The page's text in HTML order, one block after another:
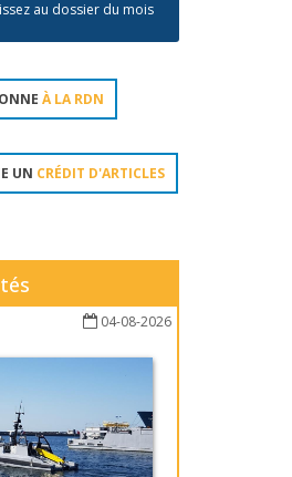
au dossier du mois
À LA RDN
UN CRÉDIT D'ARTICLES
04-08-2026